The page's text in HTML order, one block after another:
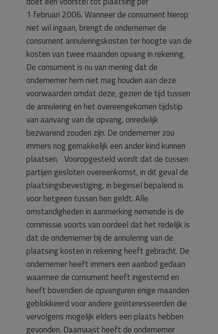
1 februari 2006. Wanneer de consument hierop
niet wil ingaan, brengt de ondernemer de
consument annuleringskosten ter hoogte van de
kosten van twee maanden opvang in rekening.
De consument is nu van mening dat de
ondernemer hem niet mag houden aan deze
voorwaarden omdat deze, gezien de tijd tussen
de annulering en het overeengekomen tijdstip
van aanvang van de opvang, onredelijk
bezwarend zouden zijn. De ondernemer zou
immers nog gemakkelijk een ander kind kunnen
plaatsen. Vooropgesteld wordt dat de tussen
partijen gesloten overeenkomst, in dit geval de
plaatsingsbevestiging, in beginsel bepalend is
voor hetgeen tussen hen geldt. Alle
omstandigheden in aanmerking nemende is de
commissie voorts van oordeel dat het redelijk is
dat de ondernemer bij de annulering van de
plaatsing kosten in rekening heeft gebracht. De
ondernemer heeft immers een aanbod gedaan
waarmee de consument heeft ingestemd en
heeft bovendien de opvanguren enige maanden
geblokkeerd voor andere geïnteresseerden die
vervolgens mogelijk elders een plaats hebben
gevonden. Daarnaast heeft de ondernemer